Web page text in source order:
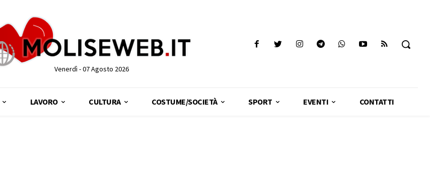
Venerdì - 07 Agosto 2026
LAVORO CULTURA COSTUME/SOCIETÀ SPORT EVENTI CONTATTI